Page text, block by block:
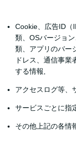
Cookie、広告ID（
類、OSバージョ
類、アプリのバー
ドレス、通信事
する情報,
アクセスログ等、
サービスごとに指
その他上記の各情